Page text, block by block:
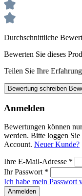
Durchschnittliche
Bewerten Sie dieses
Teilen Sie Ihre
Bewertung schreiben
Anmelden
Bewertungen können
werden. Bitte loggen Sie
Account. Neuer Kunde?
Ihre E-Mail-Adresse *
Ihr Passwort *
Ich habe mein Passwort
Anmelden